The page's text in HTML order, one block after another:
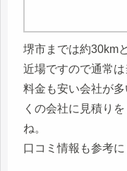
堺市までは約30km
近場ですので通常は
料金も安い会社が
くの会社に見積り
ね。
口コミ情報も参考に